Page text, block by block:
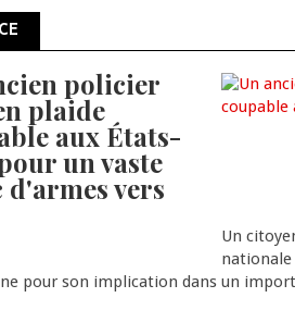
policier
plaide
aux États-
un vaste
vers
Un
nationale
pour son implication dans un